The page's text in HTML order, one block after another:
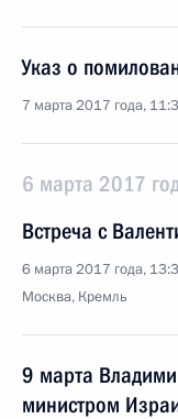
Указ о
7 марта 2017 года,
6 марта 2017
Встреча с
6 марта 2017 года,
Москва, Кремль
9 марта
министром